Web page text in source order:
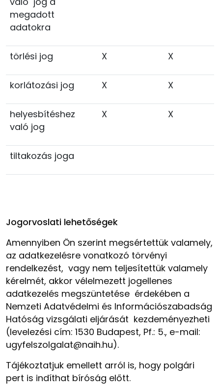
megadott
adatokra
törlési jog X X
korlátozási jog X X
helyesbítéshez
való jog
X X
tiltakozás joga
Jogorvoslati lehetőségek
Amennyiben Ön szerint megsértettük valamely,
az adatkezelésre vonatkozó törvényi
rendelkezést, vagy nem teljesítettük valamely
kérelmét, akkor vélelmezett jogellenes
adatkezelés megszüntetése érdekében a
Nemzeti Adatvédelmi és Információszabadság
Hatóság vizsgálati eljárását kezdeményezheti
(levelezési cím: 1530 Budapest, Pf.: 5., e-mail:
ugyfelszolgalat@naih.hu).
Tájékoztatjuk emellett arról is, hogy polgári
pert is indíthat bíróság előtt.